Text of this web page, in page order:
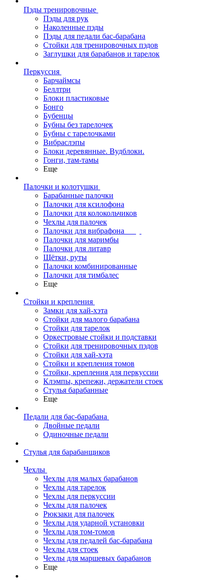
Пэды тренировочные
Пэды для рук
Наколенные пэды
Пэды для педали бас-барабана
Стойки для тренировочных пэдов
Заглушки для барабанов и тарелок
Перкуссия
Барчаймсы
Беллтри
Блоки пластиковые
Бонго
Бубенцы
Бубны без тарелочек
Бубны с тарелочками
Вибраслэпы
Блоки деревянные. Вудблоки.
Гонги, там-тамы
Еще
Палочки и колотушки
Барабанные палочки
Палочки для ксилофона
Палочки для колокольчиков
Чехлы для палочек
Палочки для вибрафона
Палочки для маримбы
Палочки для литавр
Щётки, руты
Палочки комбинированные
Палочки для тимбалес
Еще
Стойки и крепления
Замки для хай-хэта
Стойки для малого барабана
Стойки для тарелок
Оркестровые стойки и подставки
Стойки для тренировочных пэдов
Стойки для хай-хэта
Стойки и крепления томов
Стойки, крепления для перкуссии
Клэмпы, крепежи, держатели стоек
Стулья барабанные
Еще
Педали для бас-барабана
Двойные педали
Одиночные педали
Стулья для барабанщиков
Чехлы
Чехлы для малых барабанов
Чехлы для тарелок
Чехлы для перкуссии
Чехлы для палочек
Рюкзаки для палочек
Чехлы для ударной установки
Чехлы для том-томов
Чехлы для педалей бас-барабана
Чехлы для стоек
Чехлы для маршевых барабанов
Еще